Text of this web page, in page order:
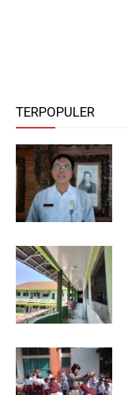
TERPOPULER